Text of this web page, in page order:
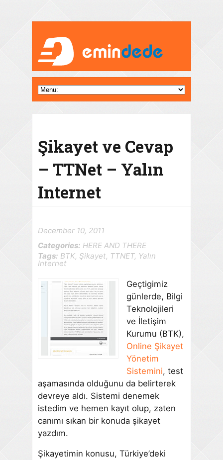
Şikayet ve Cevap
– TTNet – Yalın
Internet
December 10, 2011
Categories: HERE AND THERE
Tags: BTK, Şikayet, TTNET, Yalın
Internet
Geçtigimiz
günlerde, Bilgi
Teknolojileri
ve İletişim
Kurumu (BTK),
Online Şikayet
Yönetim
Sistemini, test
aşamasında olduğunu da belirterek
devreye aldı. Sistemi denemek
istedim ve hemen kayıt olup, zaten
canımı sıkan bir konuda şikayet
yazdım.
Şikayetimin konusu, Türkiye’deki